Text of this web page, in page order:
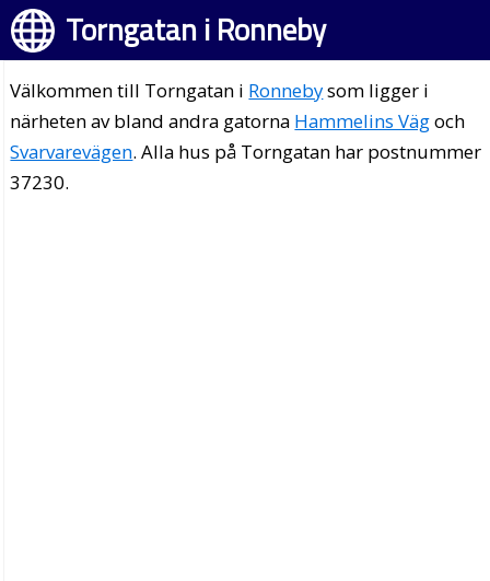
Torngatan i Ronneby
Välkommen till Torngatan i Ronnebysom ligger i
närheten av bland andra gatorna Hammelins Vägoch
Svarvarevägen. Alla hus på Torngatan har postnummer
37230.